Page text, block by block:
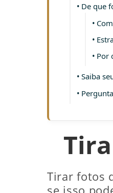
De que
Por
Saiba
Tirar fotos